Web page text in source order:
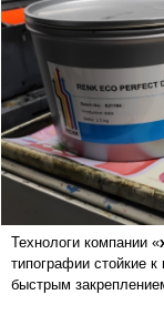
Технологи компании «
типографии стойкие
быстрым